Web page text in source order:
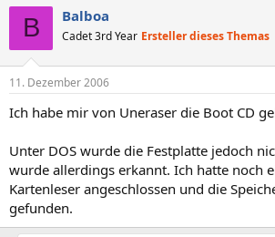
B Balboa
Cadet 3rd Year Ersteller dieses Themas
11. Dezember 2006
Ich habe mir von Uneraser die Boot CD
Unter DOS wurde die Festplatte jedoch
wurde allerdings erkannt. Ich hatte noch
Kartenleser angeschlossen und die
gefunden.